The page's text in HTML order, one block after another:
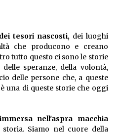
tesori nascosti,dei luoghi
che producono e creano
tutto questo ci sono le storie
speranze, della volontà,
delle persone che, a queste
una di queste storie che oggi
nell'aspra macchia
Siamo nel cuore della